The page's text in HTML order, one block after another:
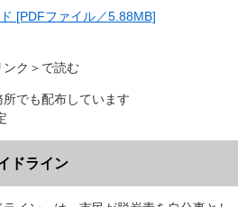
[PDFファイル／5.88MB]
ンク＞ で読む
でも配布しています
ドライン